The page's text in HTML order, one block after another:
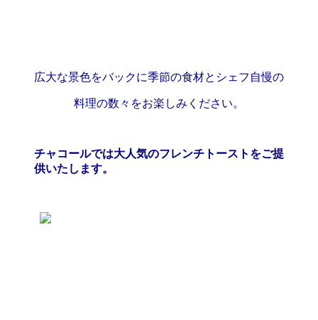
広大な景色をバックに季節の食材とシェフ自慢の
料理の数々をお楽しみください。
チャコールでは大人気のフレンチトーストをご提
供いたします。